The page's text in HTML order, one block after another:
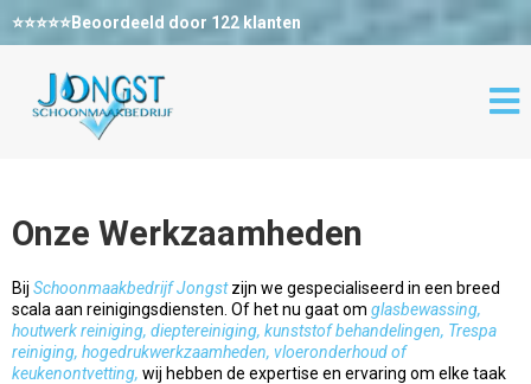
⭐⭐⭐⭐⭐Beoordeeld door 122 klanten
Onze Werkzaamheden
Bij Schoonmaakbedrijf Jongstzijn we gespecialiseerd in een breed
scala aan reinigingsdiensten. Of het nu gaat om glasbewassing,
houtwerk reiniging, dieptereiniging, kunststof behandelingen, Trespa
reiniging, hogedrukwerkzaamheden, vloeronderhoud of
keukenontvetting, wij hebben de expertise en ervaring om elke taak